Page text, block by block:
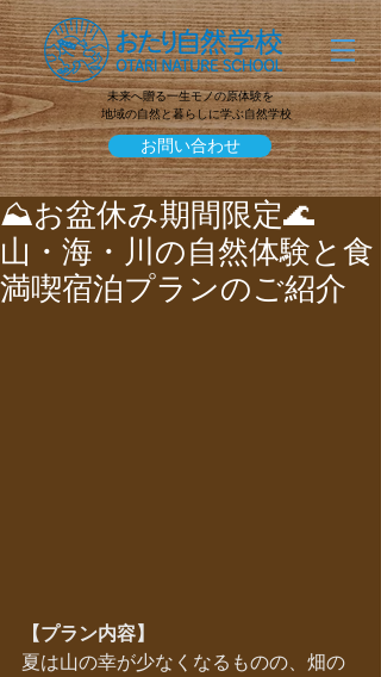
未来へ贈る一生モノの原体験を
地域の自然と暮らしに学ぶ自然学校
お問い合わせ
⛰️お盆休み期間限定🌊
山・海・川の自然体験と食
満喫宿泊プランのご紹介
【プラン内容】
夏は山の幸が少なくなるものの、畑の